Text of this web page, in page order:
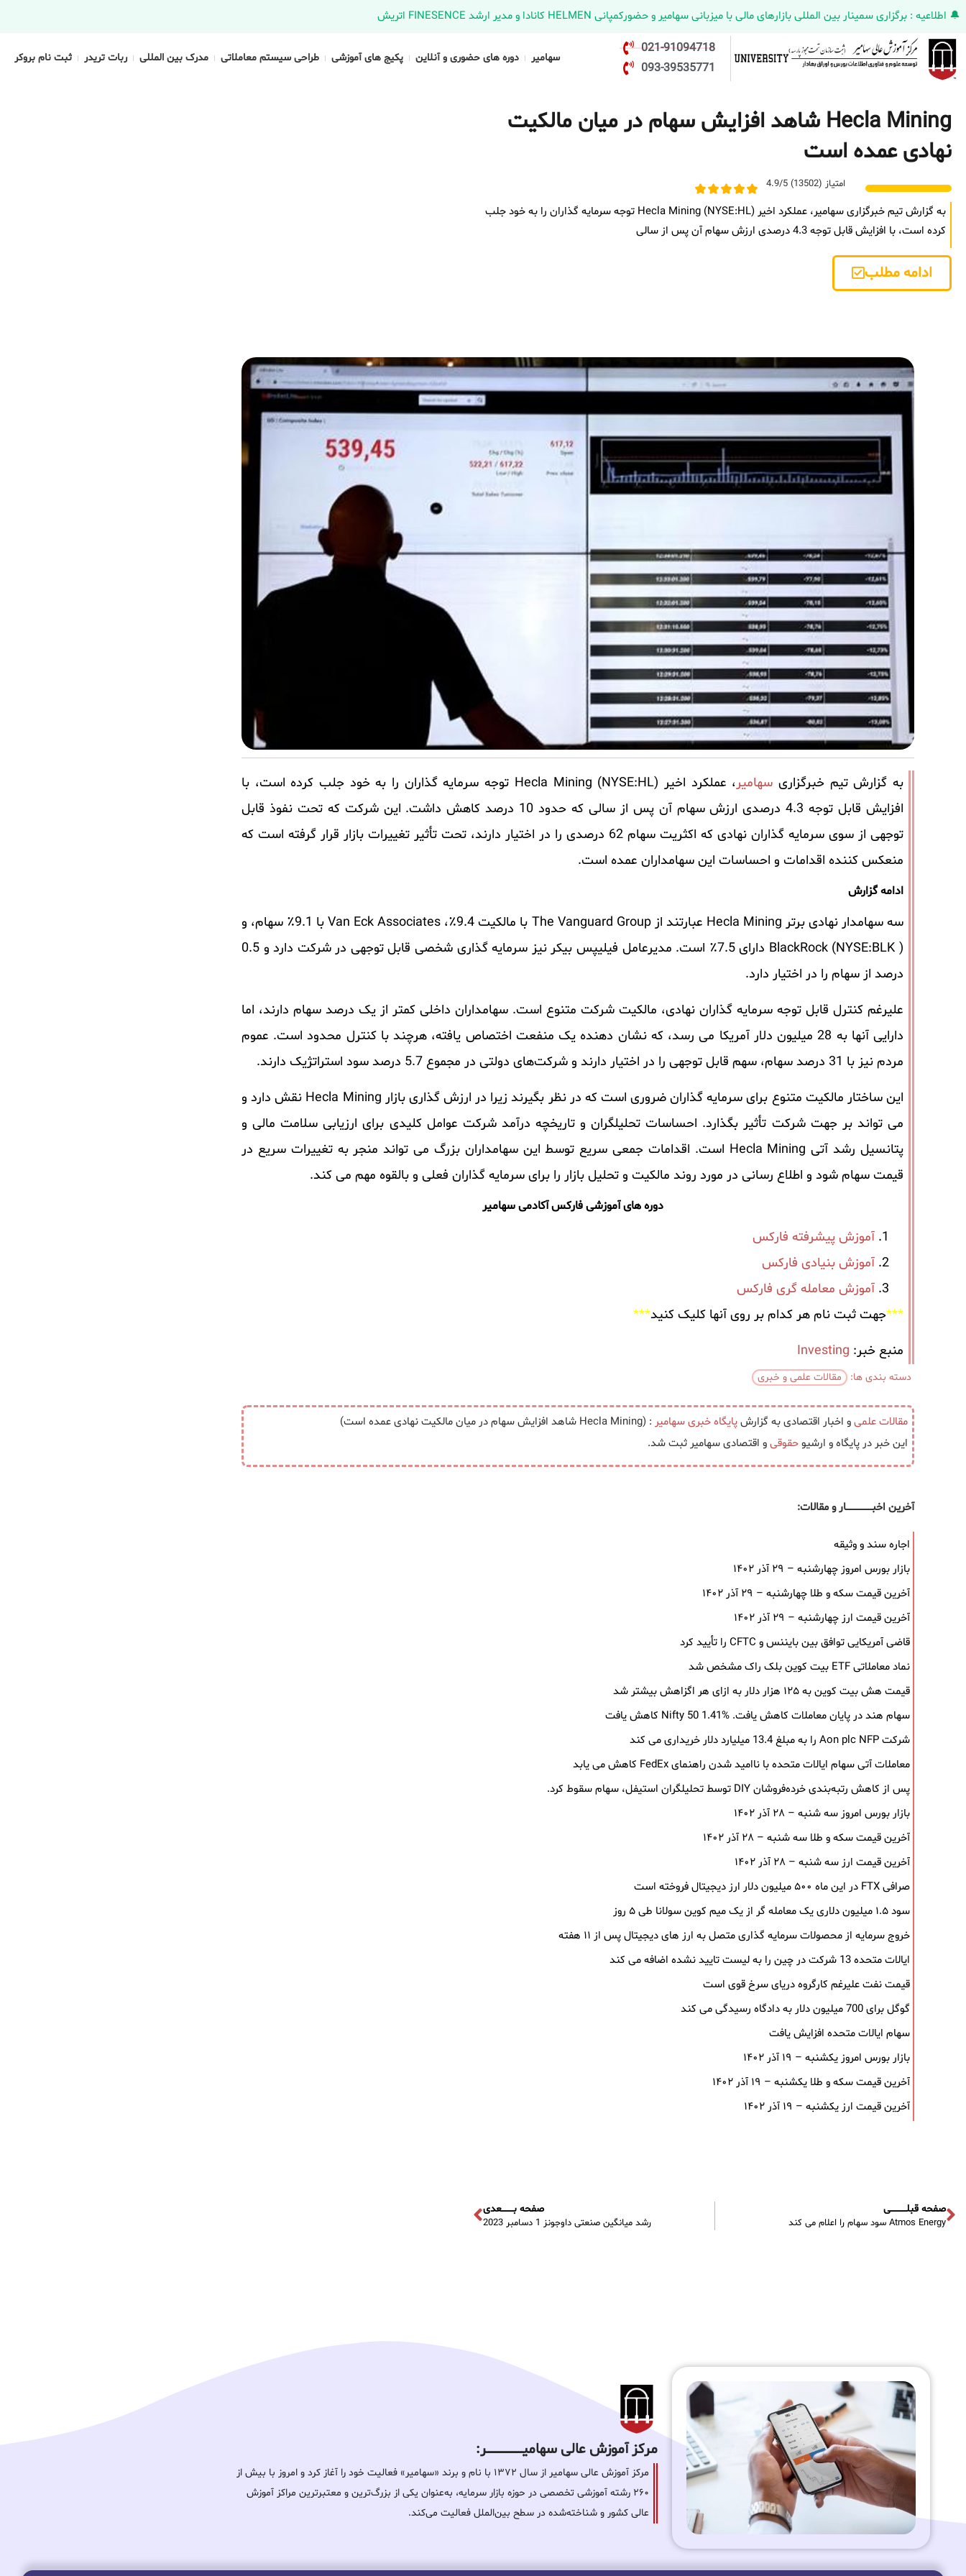
🔔 اطلاعیه : برگزاری سمینار بین المللی بازارهای مالی با میزبانی سهامیر و حضورکمپانی HELMEN کانادا و مدیر ارشد FINESENCE اتریش
021-91094718
093-39535771
سهامیر دوره های حضوری و آنلاین پکیج های آموزشی طراحی سیستم معاملاتی مدرک بین المللی ربات تریدر ثبت نام بروکر
Hecla Mining شاهد افزایش سهام در میان مالکیت
نهادی عمده است
امتیاز (13502) 4.9/5
به گزارش تیم خبرگزاری سهامیر، عملکرد اخیر Hecla Mining (NYSE:HL) توجه سرمایه گذاران را به خود جلب
کرده است، با افزایش قابل توجه 4.3 درصدی ارزش سهام آن پس از سالی
ادامه مطلب
به گزارش تیم خبرگزاری سهامیر
، عملکرد اخیر Hecla Mining (NYSE:HL) توجه سرمایه گذاران را به خود جلب کرده است، با
افزایش قابل توجه 4.3 درصدی ارزش سهام آن پس از سالی که حدود 10 درصد کاهش داشت. این شرکت که تحت نفوذ قابل
توجهی از سوی سرمایه گذاران نهادی که اکثریت سهام 62 درصدی را در اختیار دارند، تحت تأثیر تغییرات بازار قرار گرفته است که
منعکس کننده اقدامات و احساسات این سهامداران عمده است.
ادامه گزارش
سه سهامدار نهادی برتر Hecla Mining عبارتند از The Vanguard Group با مالکیت 9.4٪، Van Eck Associates با 9.1٪ سهام، و
BlackRock (NYSE:BLK ) دارای 7.5٪ است. مدیرعامل فیلیپس بیکر نیز سرمایه گذاری شخصی قابل توجهی در شرکت دارد و 0.5
درصد از سهام را در اختیار دارد.
علیرغم کنترل قابل توجه سرمایه گذاران نهادی، مالکیت شرکت متنوع است. سهامداران داخلی کمتر از یک درصد سهام دارند، اما
دارایی آنها به 28 میلیون دلار آمریکا می رسد، که نشان دهنده یک منفعت اختصاص یافته، هرچند با کنترل محدود است. عموم
مردم نیز با 31 درصد سهام، سهم قابل توجهی را در اختیار دارند و شرکت‌های دولتی در مجموع 5.7 درصد سود استراتژیک دارند.
این ساختار مالکیت متنوع برای سرمایه گذاران ضروری است که در نظر بگیرند زیرا در ارزش گذاری بازار Hecla Mining نقش دارد و
می تواند بر جهت شرکت تأثیر بگذارد. احساسات تحلیلگران و تاریخچه درآمد شرکت عوامل کلیدی برای ارزیابی سلامت مالی و
پتانسیل رشد آتی Hecla Mining است. اقدامات جمعی سریع توسط این سهامداران بزرگ می تواند منجر به تغییرات سریع در
قیمت سهام شود و اطلاع رسانی در مورد روند مالکیت و تحلیل بازار را برای سرمایه گذاران فعلی و بالقوه مهم می کند.
دوره های آموزشی فارکس آکادمی سهامیر
آموزش پیشرفته فارکس
آموزش بنیادی فارکس
آموزش معامله گری فارکس
***جهت ثبت نام هر کدام بر روی آنها کلیک کنید***
منبع خبر: Investing
دسته بندی ها: مقالات علمی و خبری
مقالات علمیو اخبار اقتصادی به گزارشپایگاه خبریسهامیر : (Hecla Mining شاهد افزایش سهام در میان مالکیت نهادی عمده است)
این خبر در پایگاه و ارشیوحقوقیو اقتصادی سهامیر ثبت شد.
آخرین اخبــــــــــــــــــار و مقالات:
اجاره سند و وثیقه
بازار بورس امروز چهارشنبه – ۲۹ آذر ۱۴۰۲
آخرین قیمت سکه و طلا چهارشنبه – ۲۹ آذر ۱۴۰۲
آخرین قیمت ارز چهارشنبه – ۲۹ آذر ۱۴۰۲
قاضی آمریکایی توافق بین بایننس و CFTC را تأیید کرد
نماد معاملاتی ETF بیت کوین بلک ‌راک مشخص شد
قیمت هش بیت کوین به ۱۲۵ هزار دلار به‌ ازای هر اگزاهش بیشتر شد
سهام هند در پایان معاملات کاهش یافت. Nifty 50 1.41% کاهش یافت
شرکت Aon plc NFP را به مبلغ 13.4 میلیارد دلار خریداری می کند
معاملات آتی سهام ایالات متحده با ناامید شدن راهنمای FedEx کاهش می یابد
پس از کاهش رتبه‌بندی خرده‌فروشان DIY توسط تحلیلگران استیفل، سهام سقوط کرد.
بازار بورس امروز سه شنبه – ۲۸ آذر ۱۴۰۲
آخرین قیمت سکه و طلا سه شنبه – ۲۸ آذر ۱۴۰۲
آخرین قیمت ارز سه شنبه – ۲۸ آذر ۱۴۰۲
صرافی FTX در این ماه ۵۰۰ میلیون دلار ارز دیجیتال فروخته است
سود ۱.۵ میلیون دلاری یک معامله ‌گر از یک میم‌ کوین سولانا طی ۵ روز
خروج سرمایه از محصولات سرمایه ‌گذاری متصل به ارز های دیجیتال پس از ۱۱ هفته
ایالات متحده 13 شرکت در چین را به لیست تایید نشده اضافه می کند
قیمت نفت علیرغم کارگروه دریای سرخ قوی است
گوگل برای 700 میلیون دلار به دادگاه رسیدگی می کند
سهام ایالات متحده افزایش یافت
بازار بورس امروز یکشنبه – ۱۹ آذر ۱۴۰۲
آخرین قیمت سکه و طلا یکشنبه – ۱۹ آذر ۱۴۰۲
آخرین قیمت ارز یکشنبه – ۱۹ آذر ۱۴۰۲
صفحه قبلـــــــــــی
Atmos Energy سود سهام را اعلام می کند
صفحه بــــــــعدی
رشد میانگین صنعتی داوجونز 1 دسامبر 2023
مرکز آموزش عالی سهامیـــــــــــــــــــــــــر:
مرکز آموزش عالی سهامیر از سال ۱۳۷۲ با نام و برند «سهامیر» فعالیت خود را آغاز کرد و امروز با بیش از
۲۶۰ رشته آموزشی تخصصی در حوزه بازار سرمایه، به‌عنوان یکی از بزرگ‌ترین و معتبرترین مراکز آموزش
عالی کشور و شناخته‌شده در سطح بین‌الملل فعالیت می‌کند.